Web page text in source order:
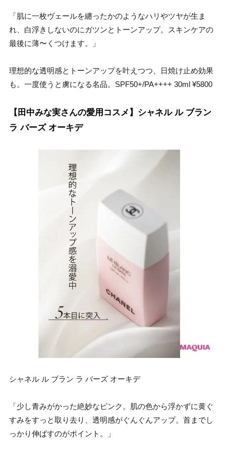
「肌に一枚ヴェールを纏ったかのようなハリやツヤが生ま
れ、白浮きしないのにガツンとトーンアップ。スキンケアの
最後に薄〜くつけます。」
理想的な透明感とトーンアップを叶えつつ、日焼け止め効果
も。一度使うと虜になる名品。SPF50+/PA++++ 30ml ¥5800
【田中みな実さんの愛用コスメ】シャネル ル ブラン
ラ バーズ オーキデ
シャネル ル ブラン ラ バーズ オーキデ
「少し青みがかった絶妙なピンク。肌の色から浮かずに黄ぐ
すみをすっと取り去り、透明感がぐんぐんアップ。首までし
っかり伸ばすのがポイント。」